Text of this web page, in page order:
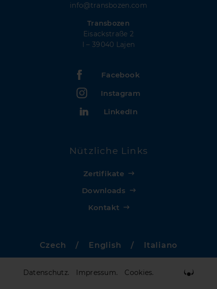
Facebook
Instagram
LinkedIn
info@transbozen.com
Transbozen
Eisackstraße 2
I – 39040 Lajen
Nützliche Links
Zertifikate
Downloads
Kontakt
Czech / English / Italiano
Datenschutz. Impressum. Cookies.